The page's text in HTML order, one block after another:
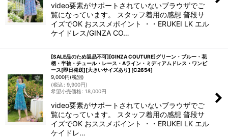
video要素がサポートされていないブラウザでご
覧になっています。 スタッフ着用の感想 普段サ
イズでOK おススメポイント ・・ERUKEI LK エル
ケイドレス/GINZA CO…
[SALE品のため返品不可][GINZA COUTURE]グリーン・ブルー・花
柄・半袖・チュール・レース・Aライン・ミディアムドレス・ワンピ
ース[即日発送][大きいサイズあり] [C2654]
9,000円(税別)
(税込: 9,900円)
希望小売価格: 18,000円
video要素がサポートされていないブラウザでご
覧になっています。 スタッフ着用の感想 普段サ
イズでOK おススメポイント ・・ERUKEI LK エル
ケイドレ…